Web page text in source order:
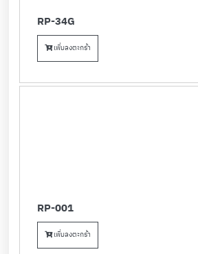
RP-34G
เพิ่มลงตะกร้า
RP-001
เพิ่มลงตะกร้า